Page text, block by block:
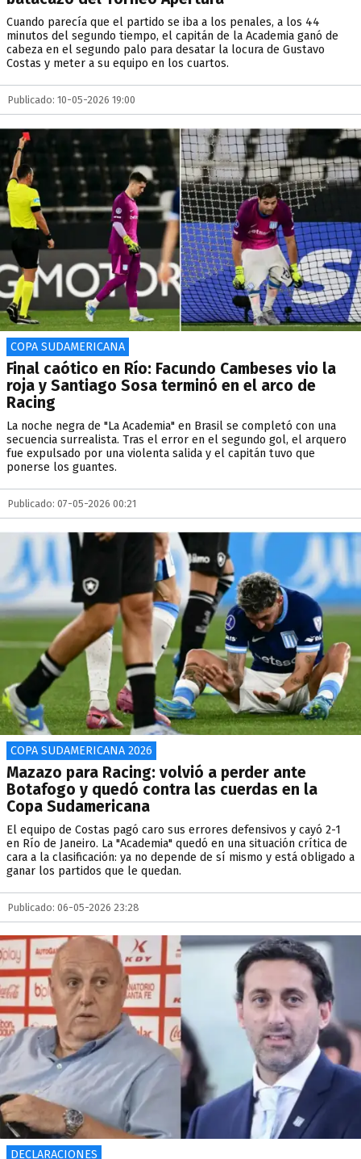
Cuando parecía que el partido se iba a los penales, a los 44
minutos del segundo tiempo, el capitán de la Academia ganó de
cabeza en el segundo palo para desatar la locura de Gustavo
Costas y meter a su equipo en los cuartos.
Publicado: 10-05-2026 19:00
COPA SUDAMERICANA
Final caótico en Río: Facundo Cambeses vio la
roja y Santiago Sosa terminó en el arco de
Racing
La noche negra de "La Academia" en Brasil se completó con una
secuencia surrealista. Tras el error en el segundo gol, el arquero
fue expulsado por una violenta salida y el capitán tuvo que
ponerse los guantes.
Publicado: 07-05-2026 00:21
COPA SUDAMERICANA 2026
Mazazo para Racing: volvió a perder ante
Botafogo y quedó contra las cuerdas en la
Copa Sudamericana
El equipo de Costas pagó caro sus errores defensivos y cayó 2-1
en Río de Janeiro. La "Academia" quedó en una situación crítica de
cara a la clasificación: ya no depende de sí mismo y está obligado a
ganar los partidos que le quedan.
Publicado: 06-05-2026 23:28
DECLARACIONES